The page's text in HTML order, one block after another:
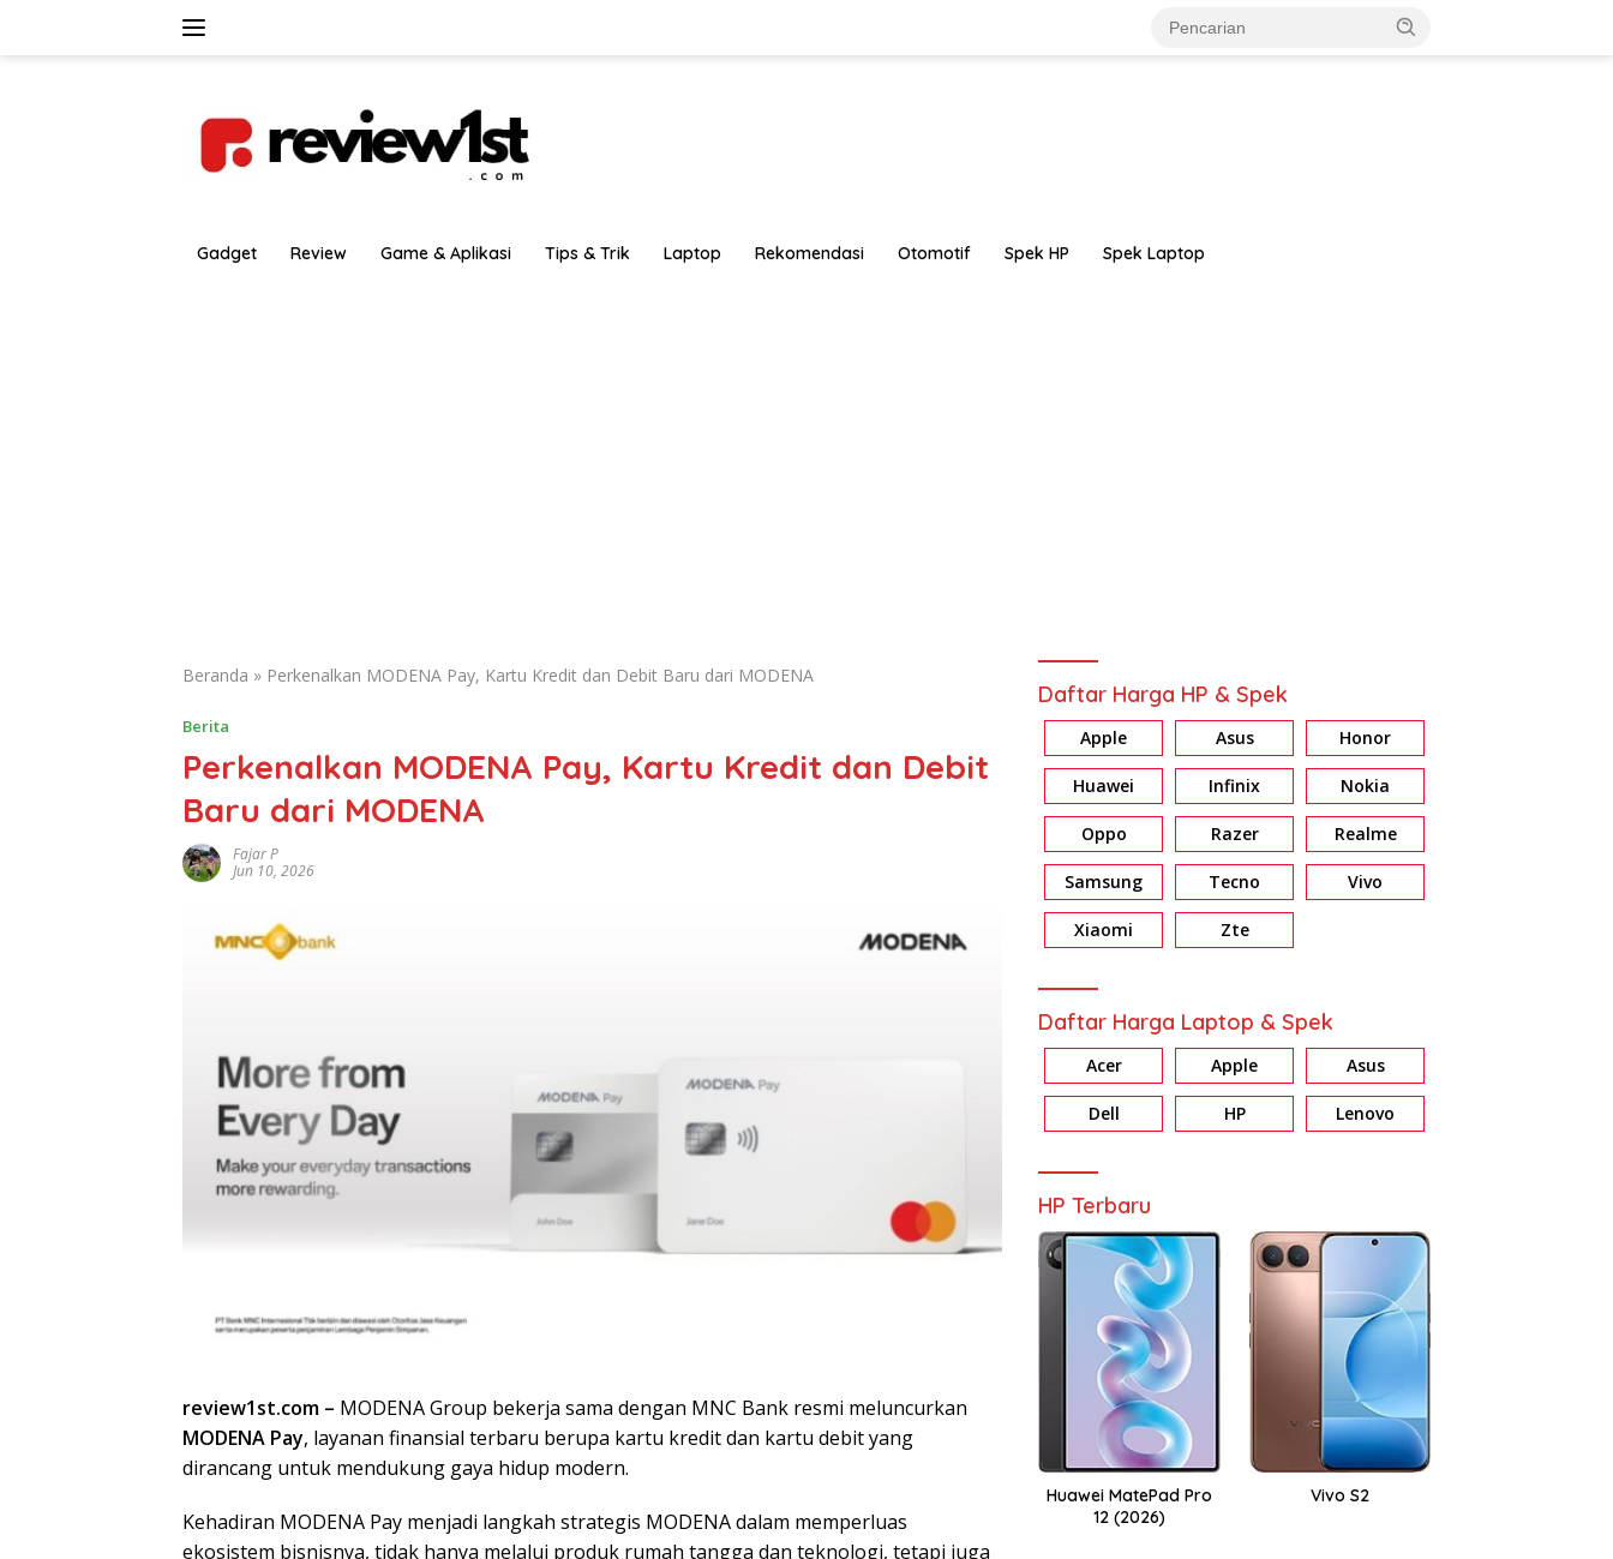
Gadget Review Game & Aplikasi Tips & Trik Laptop Rekomendasi Otomotif Spek HP Spek Laptop
Beranda » Perkenalkan MODENA Pay, Kartu Kredit dan Debit Baru dari MODENA
Berita
Perkenalkan MODENA Pay, Kartu Kredit dan Debit
Baru dari MODENA
Fajar P
Jun 10, 2026
review1st.com – MODENA Group bekerja sama dengan MNC Bank resmi meluncurkan
MODENA Pay, layanan finansial terbaru berupa kartu kredit dan kartu debit yang
dirancang untuk mendukung gaya hidup modern.
Kehadiran MODENA Pay menjadi langkah strategis MODENA dalam memperluas
ekosistem bisnisnya, tidak hanya melalui produk rumah tangga dan teknologi, tetapi juga
Daftar Harga HP & Spek
Apple Asus Honor
Huawei Infinix Nokia
Oppo Razer Realme
Samsung Tecno Vivo
Xiaomi Zte
Daftar Harga Laptop & Spek
Acer Apple Asus
Dell HP Lenovo
HP Terbaru
Huawei MatePad Pro
12 (2026)
Vivo S2